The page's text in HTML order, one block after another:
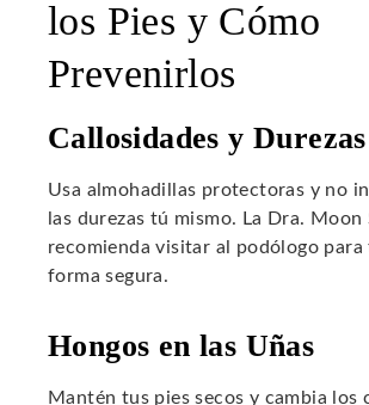
los Pies y Cómo
Prevenirlos
Callosidades y Durezas
Usa almohadillas protectoras y no
las durezas tú mismo. La Dra. Moon
recomienda visitar al podólogo
forma segura.
Hongos en las Uñas
Mantén tus pies secos y cambia los